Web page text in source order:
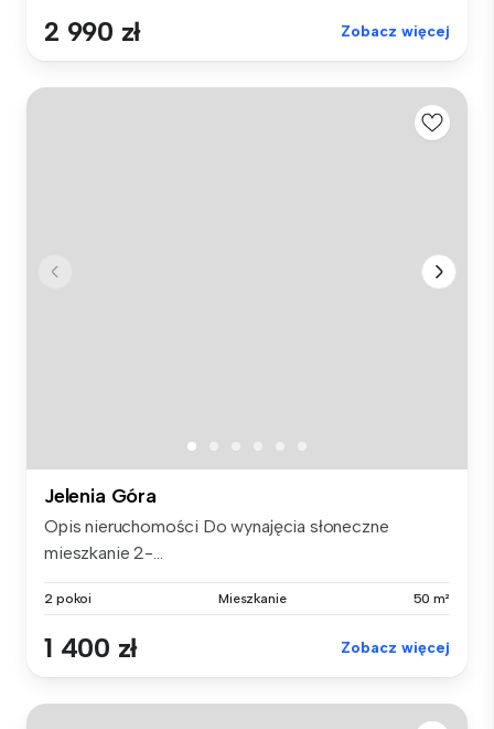
2 990 zł Zobacz więcej
Jelenia Góra
Opis nieruchomości Do wynajęcia słoneczne
mieszkanie 2-...
2 pokoi Mieszkanie 50 m²
1 400 zł Zobacz więcej